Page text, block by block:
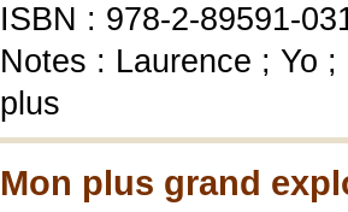
ISBN : 978-2-89591-
Notes : Laurence ; Yo
plus
Mon plus grand